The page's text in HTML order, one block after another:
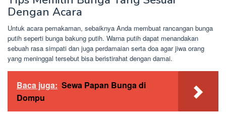
Dengan Acara
Untuk acara pemakaman, sebaiknya Anda membuat rancangan bunga
putih seperti bunga bakung putih. Warna putih dapat menandakan
sebuah rasa simpati dan juga perdamaian serta doa agar jiwa orang
yang meninggal tersebut bisa beristirahat dengan damai.
Baca juga: Sewa Papan Bunga di
Dompu